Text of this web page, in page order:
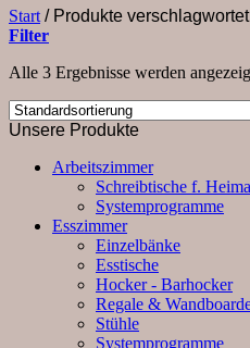
Start /Produkte verschlagwortet
Filter
Alle 3 Ergebnisse werden
Unsere Produkte
Arbeitszimmer
Schreibtische f.
Systemprogramme
Esszimmer
Einzelbänke
Esstische
Hocker - Barhocker
Regale &
Stühle
Systemprogramme